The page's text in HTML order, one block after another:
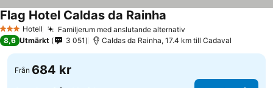
3 StjärnorHotell Familjerum med anslutande alternativ
Flag Hotel Caldas da Rainha
8,6 Utmärkt 3 051 Caldas da Rainha, 17.4 km till Cadaval
Från 684 kr